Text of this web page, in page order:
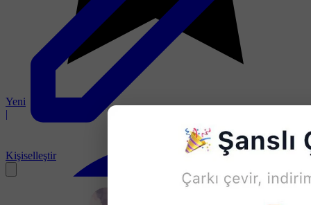
Yeni
|
Kişiselleştir